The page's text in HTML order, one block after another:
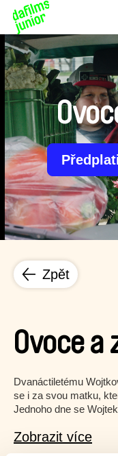
Domů
Zpět
Ovoce a
Dvanáctiletému
se i za svou matku,
Jednoho dne se
Zobrazit více